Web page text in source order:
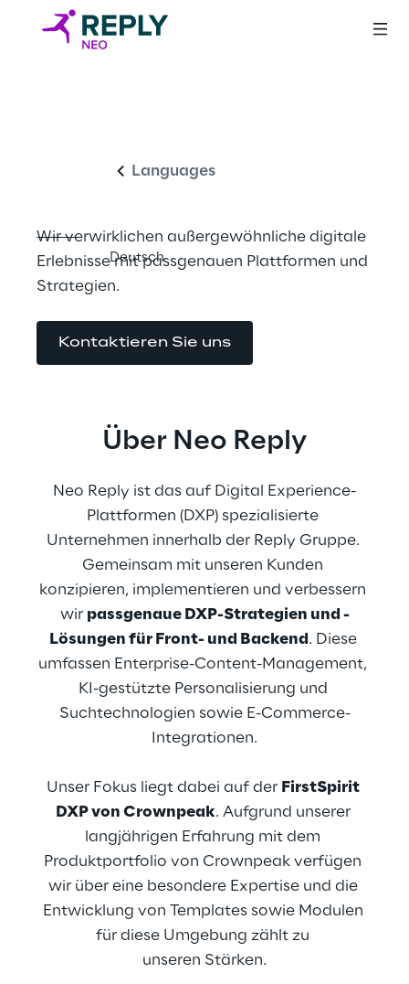
Languages
Deutsch
Wir verwirklichen außergewöhnliche digitale
Erlebnisse mit passgenauen Plattformen und
Strategien.
Kontaktieren Sie uns
Über Neo Reply
Neo Reply ist das auf Digital Experience-
Plattformen (DXP) spezialisierte
Unternehmen innerhalb der Reply Gruppe.
Gemeinsam mit unseren Kunden
konzipieren, implementieren und verbessern
wir passgenaue DXP-Strategien und -
Lösungen für Front- und Backend . Diese
umfassen Enterprise-Content-Management,
KI-gestützte Personalisierung und
Suchtechnologien sowie E-Commerce-
Integrationen.
Unser Fokus liegt dabei auf der FirstSpirit
DXP von Crownpeak. Aufgrund unserer
langjährigen Erfahrung mit dem
Produktportfolio von Crownpeak verfügen
wir über eine besondere Expertise und die
Entwicklung von Templates sowie Modulen
für diese Umgebung zählt zu
unseren Stärken.